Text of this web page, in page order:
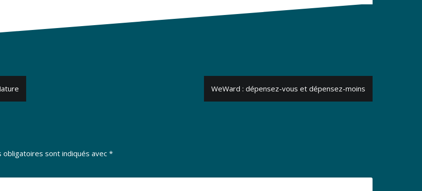
WeWard : dépensez-vous et dépensez-moins
obligatoires sont indiqués avec *